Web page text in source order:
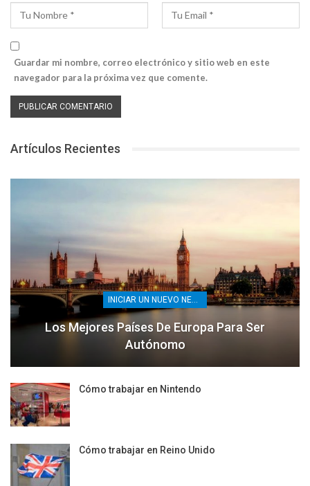
Guardar mi nombre, correo electrónico y sitio web en este
navegador para la próxima vez que comente.
Artículos Recientes
Los Mejores Países De Europa Para Ser
Autónomo
Cómo trabajar en Nintendo
Cómo trabajar en Reino Unido